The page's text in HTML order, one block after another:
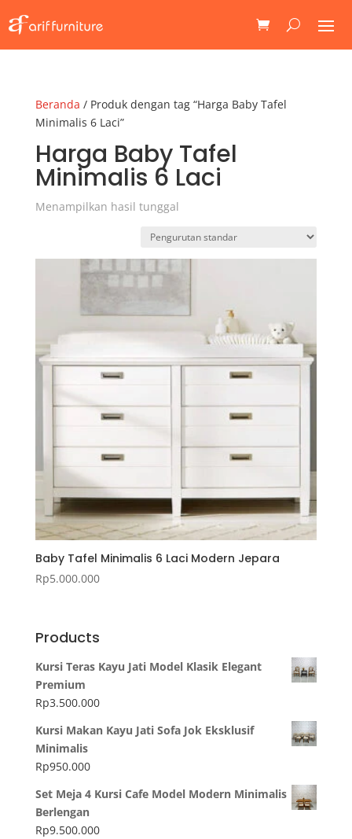
Beranda / Produk dengan tag “Harga Baby Tafel
Minimalis 6 Laci”
Harga Baby Tafel
Minimalis 6 Laci
Menampilkan hasil tunggal
Baby Tafel Minimalis 6 Laci Modern Jepara
Rp5.000.000
Products
Kursi Teras Kayu Jati Model Klasik Elegant
Premium
Rp3.500.000
Kursi Makan Kayu Jati Sofa Jok Eksklusif
Minimalis
Rp950.000
Set Meja 4 Kursi Cafe Model Modern Minimalis
Berlengan
Rp9.500.000